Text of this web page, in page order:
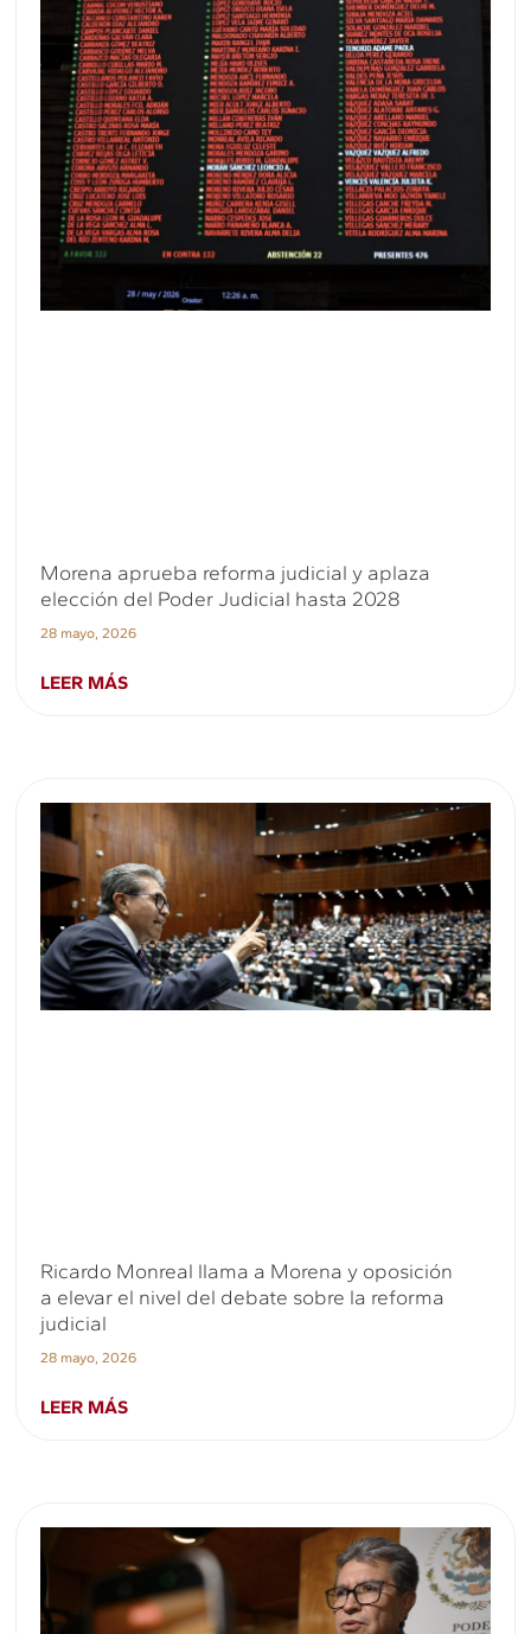
Morena aprueba reforma judicial y aplaza
elección del Poder Judicial hasta 2028
28 mayo, 2026
LEER MÁS
Ricardo Monreal llama a Morena y oposición
a elevar el nivel del debate sobre la reforma
judicial
28 mayo, 2026
LEER MÁS